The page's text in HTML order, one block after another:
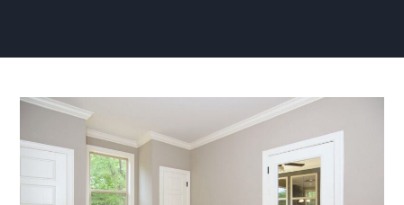
Glasvlies
Schilderklaar: